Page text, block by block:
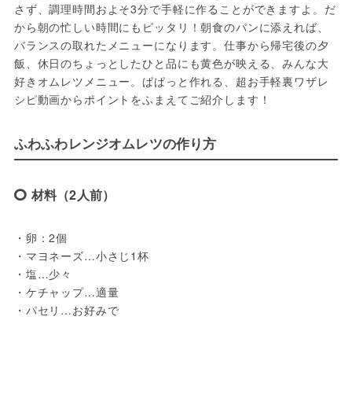
さず、調理時間およそ3分で手軽に作ることができますよ。だ
から朝の忙しい時間にもピッタリ！朝食のパンに添えれば、
バランスの取れたメニューになります。仕事から帰宅後の夕
飯、休日のちょっとしたひと品にも黄色が映える、みんな大
好きオムレツメニュー。ぱぱっと作れる、超お手軽裏ワザレ
シピ動画からポイントをふまえてご紹介します！
ふわふわレンジオムレツの作り方
材料（2人前）
・卵：2個
・マヨネーズ…小さじ1杯
・塩…少々
・ケチャップ…適量
・パセリ…お好みで